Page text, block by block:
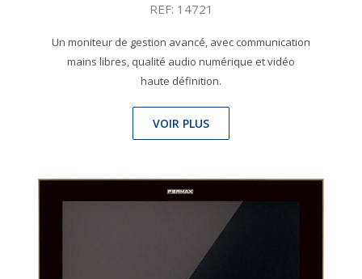
REF: 14721
Un moniteur de gestion avancé, avec communication
mains libres, qualité audio numérique et vidéo
haute définition.
VOIR PLUS